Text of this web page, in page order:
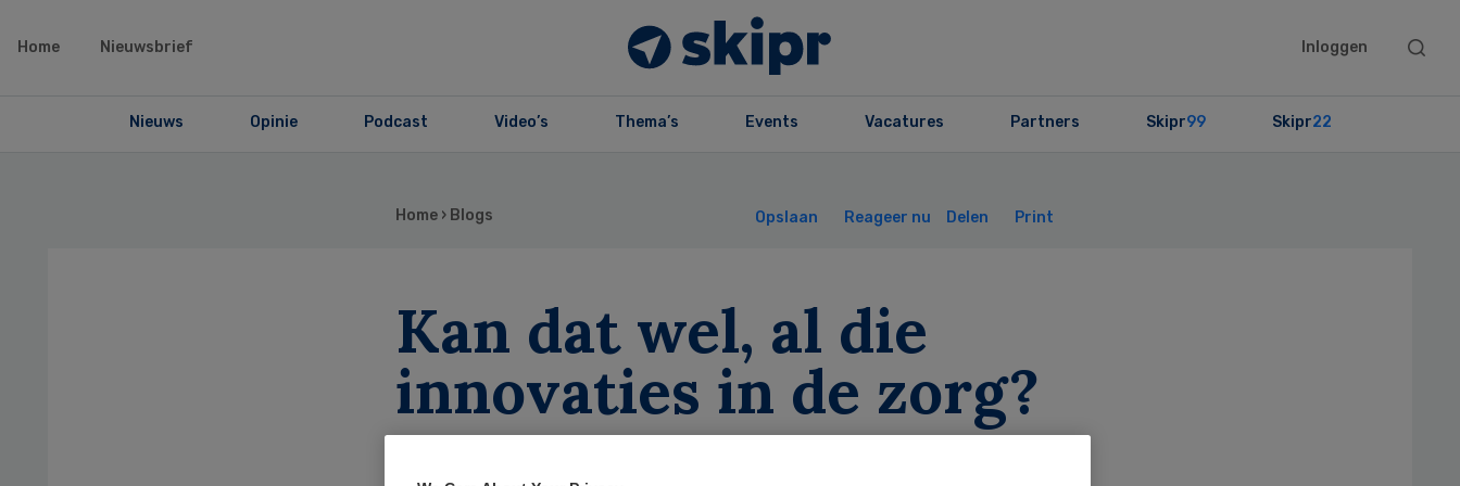
Home Nieuwsbrief Inloggen
Search
Nieuws Opinie Podcast Video’s Thema’s Events Vacatures Partners Skipr99 Skipr22
Home › Blogs Opslaan Reageer nu Delen Print
Kan dat wel, al die
innovaties in de zorg?